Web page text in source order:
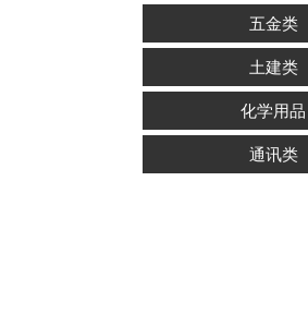
五金类
土建类
化学用品
通讯类